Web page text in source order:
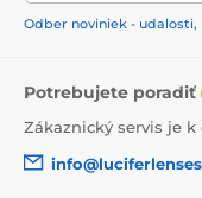
Odber noviniek - udalosti,
Potrebujete poradiť
Zákaznický servis je k